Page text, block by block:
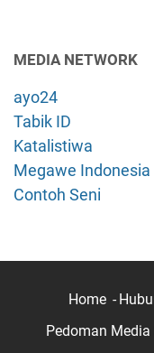
MEDIA NETWORK
ayo24
Tabik ID
Katalistiwa
Megawe Indonesia
Contoh Seni
Home
Pedoman Media